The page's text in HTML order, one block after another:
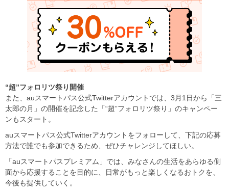
“超”フォロリツ祭り開催
また、auスマートパス公式Twitterアカウントでは、3月1日から「三
太郎の月」の開催を記念した「“超”フォロリツ祭り」のキャンペー
ンもスタート。
auスマートパス公式Twitterアカウントをフォローして、下記の応募
方法で誰でも参加できるため、ぜひチャレンジしてほしい。
「auスマートパスプレミアム」では、みなさんの生活をあらゆる側
面から応援することを目的に、日常がもっと楽しくなるおトクを、
今後も提供していく。